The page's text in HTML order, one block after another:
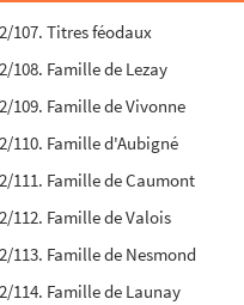
107. Titres féodaux
108. Famille de Lezay
109. Famille de Vivonne
110. Famille d'Aubigné
111. Famille de Caumont
112. Famille de Valois
113. Famille de Nesmond
114. Famille de Launay